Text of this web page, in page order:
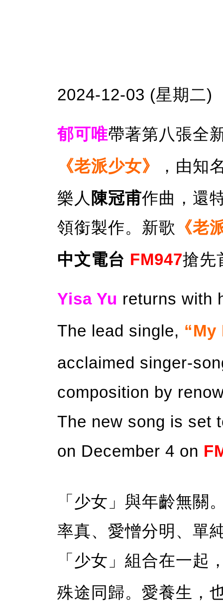
2024-12-03 (星期二)
郁可唯帶著第八張全
《老派少女》
，由知
樂人 陳冠甫作曲，還
領銜製作。新歌 《老
中文電台 FM947搶先
Yisa Yu returns with
The lead single, “My
acclaimed singer-
composition by
The new song is set
on December 4 on
「少女」與年齡無關
率真、愛憎分明、單
「少女」組合在一起
殊途同歸。愛養生，